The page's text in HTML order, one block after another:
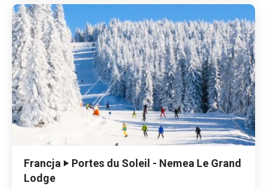
Francja ‣ Portes du Soleil - Nemea Le Grand
Lodge